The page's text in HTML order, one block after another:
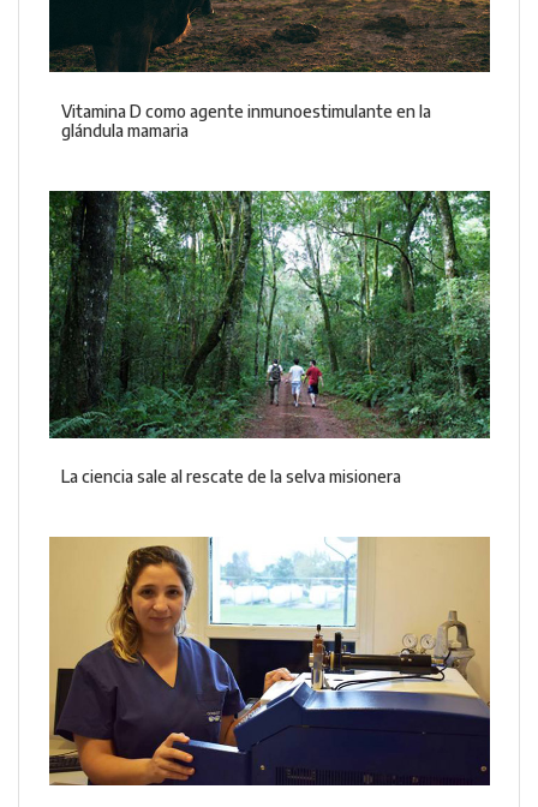
Vitamina D como agente inmunoestimulante en la
glándula mamaria
La ciencia sale al rescate de la selva misionera